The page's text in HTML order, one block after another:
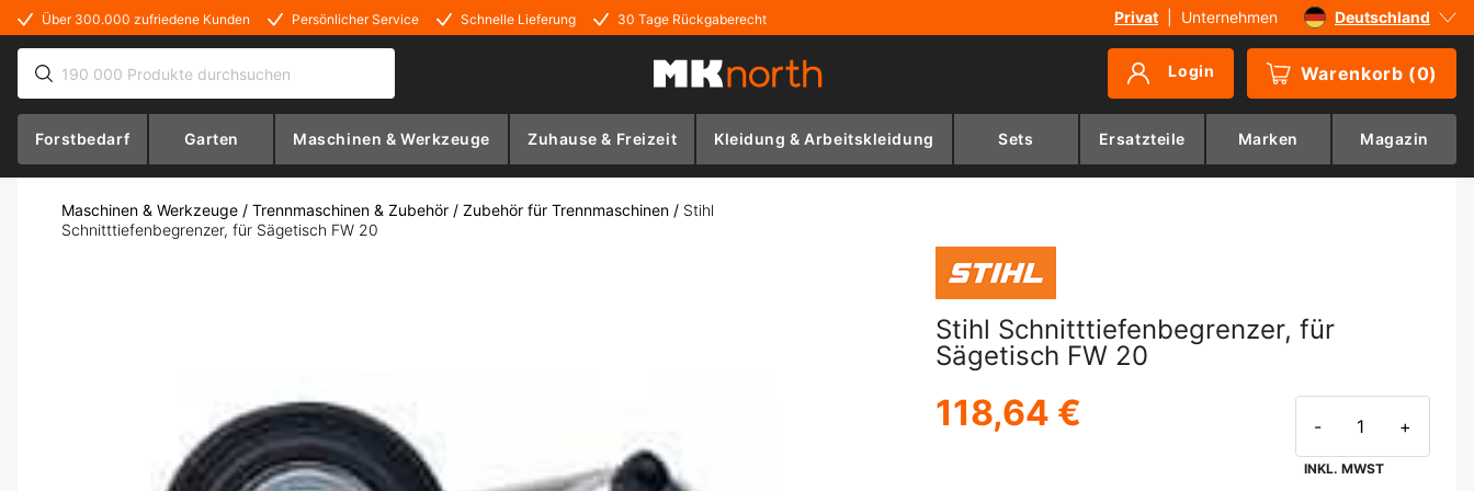
Über 300.000 zufriedene Kunden Persönlicher Service Schnelle Lieferung 30 Tage Rückgaberecht Privat Unternehmen
Deutschland
Sverige
Suomi
Login Warenkorb (0)
Forstbedarf Garten Maschinen & Werkzeuge Zuhause & Freizeit Kleidung & Arbeitskleidung Sets Ersatzteile Marken Magazin
Maschinen & Werkzeuge / Trennmaschinen & Zubehör / Zubehör für Trennmaschinen / Stihl
Schnitttiefenbegrenzer, für Sägetisch FW 20
Stihl Schnitttiefenbegrenzer, für
Sägetisch FW 20
118,64 € - +
INKL. MWST